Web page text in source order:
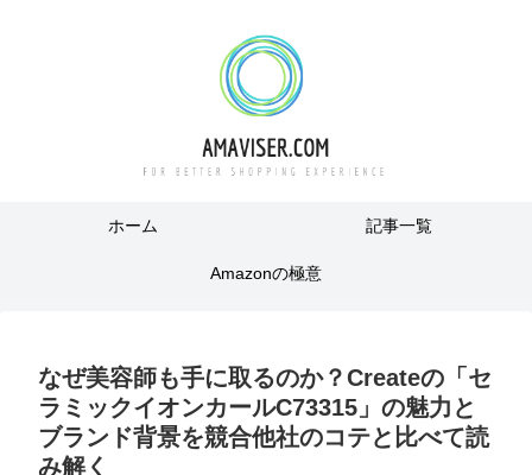
ホーム 記事一覧
Amazonの極意
なぜ美容師も手に取るのか？Createの「セ
ラミックイオンカールC73315」の魅力と
ブランド背景を競合他社のコテと比べて読
み解く